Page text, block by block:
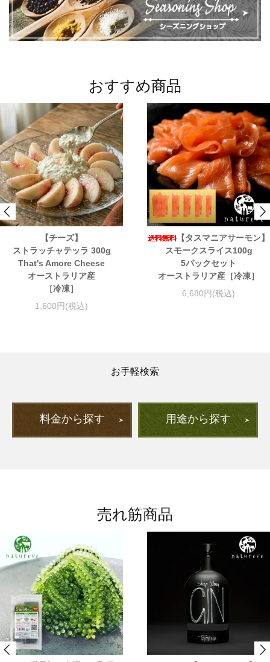
おすすめ商品
【チーズ】
ストラッチャテッラ 300g
That's Amore Cheese
オーストラリア産
［冷凍］
1,600円(税込)
【タスマニアサーモン】
スモークスライス100g
5パックセット
オーストラリア産［冷凍］
6,680円(税込)
お手軽検索
料金から探す 用途から探す
売れ筋商品